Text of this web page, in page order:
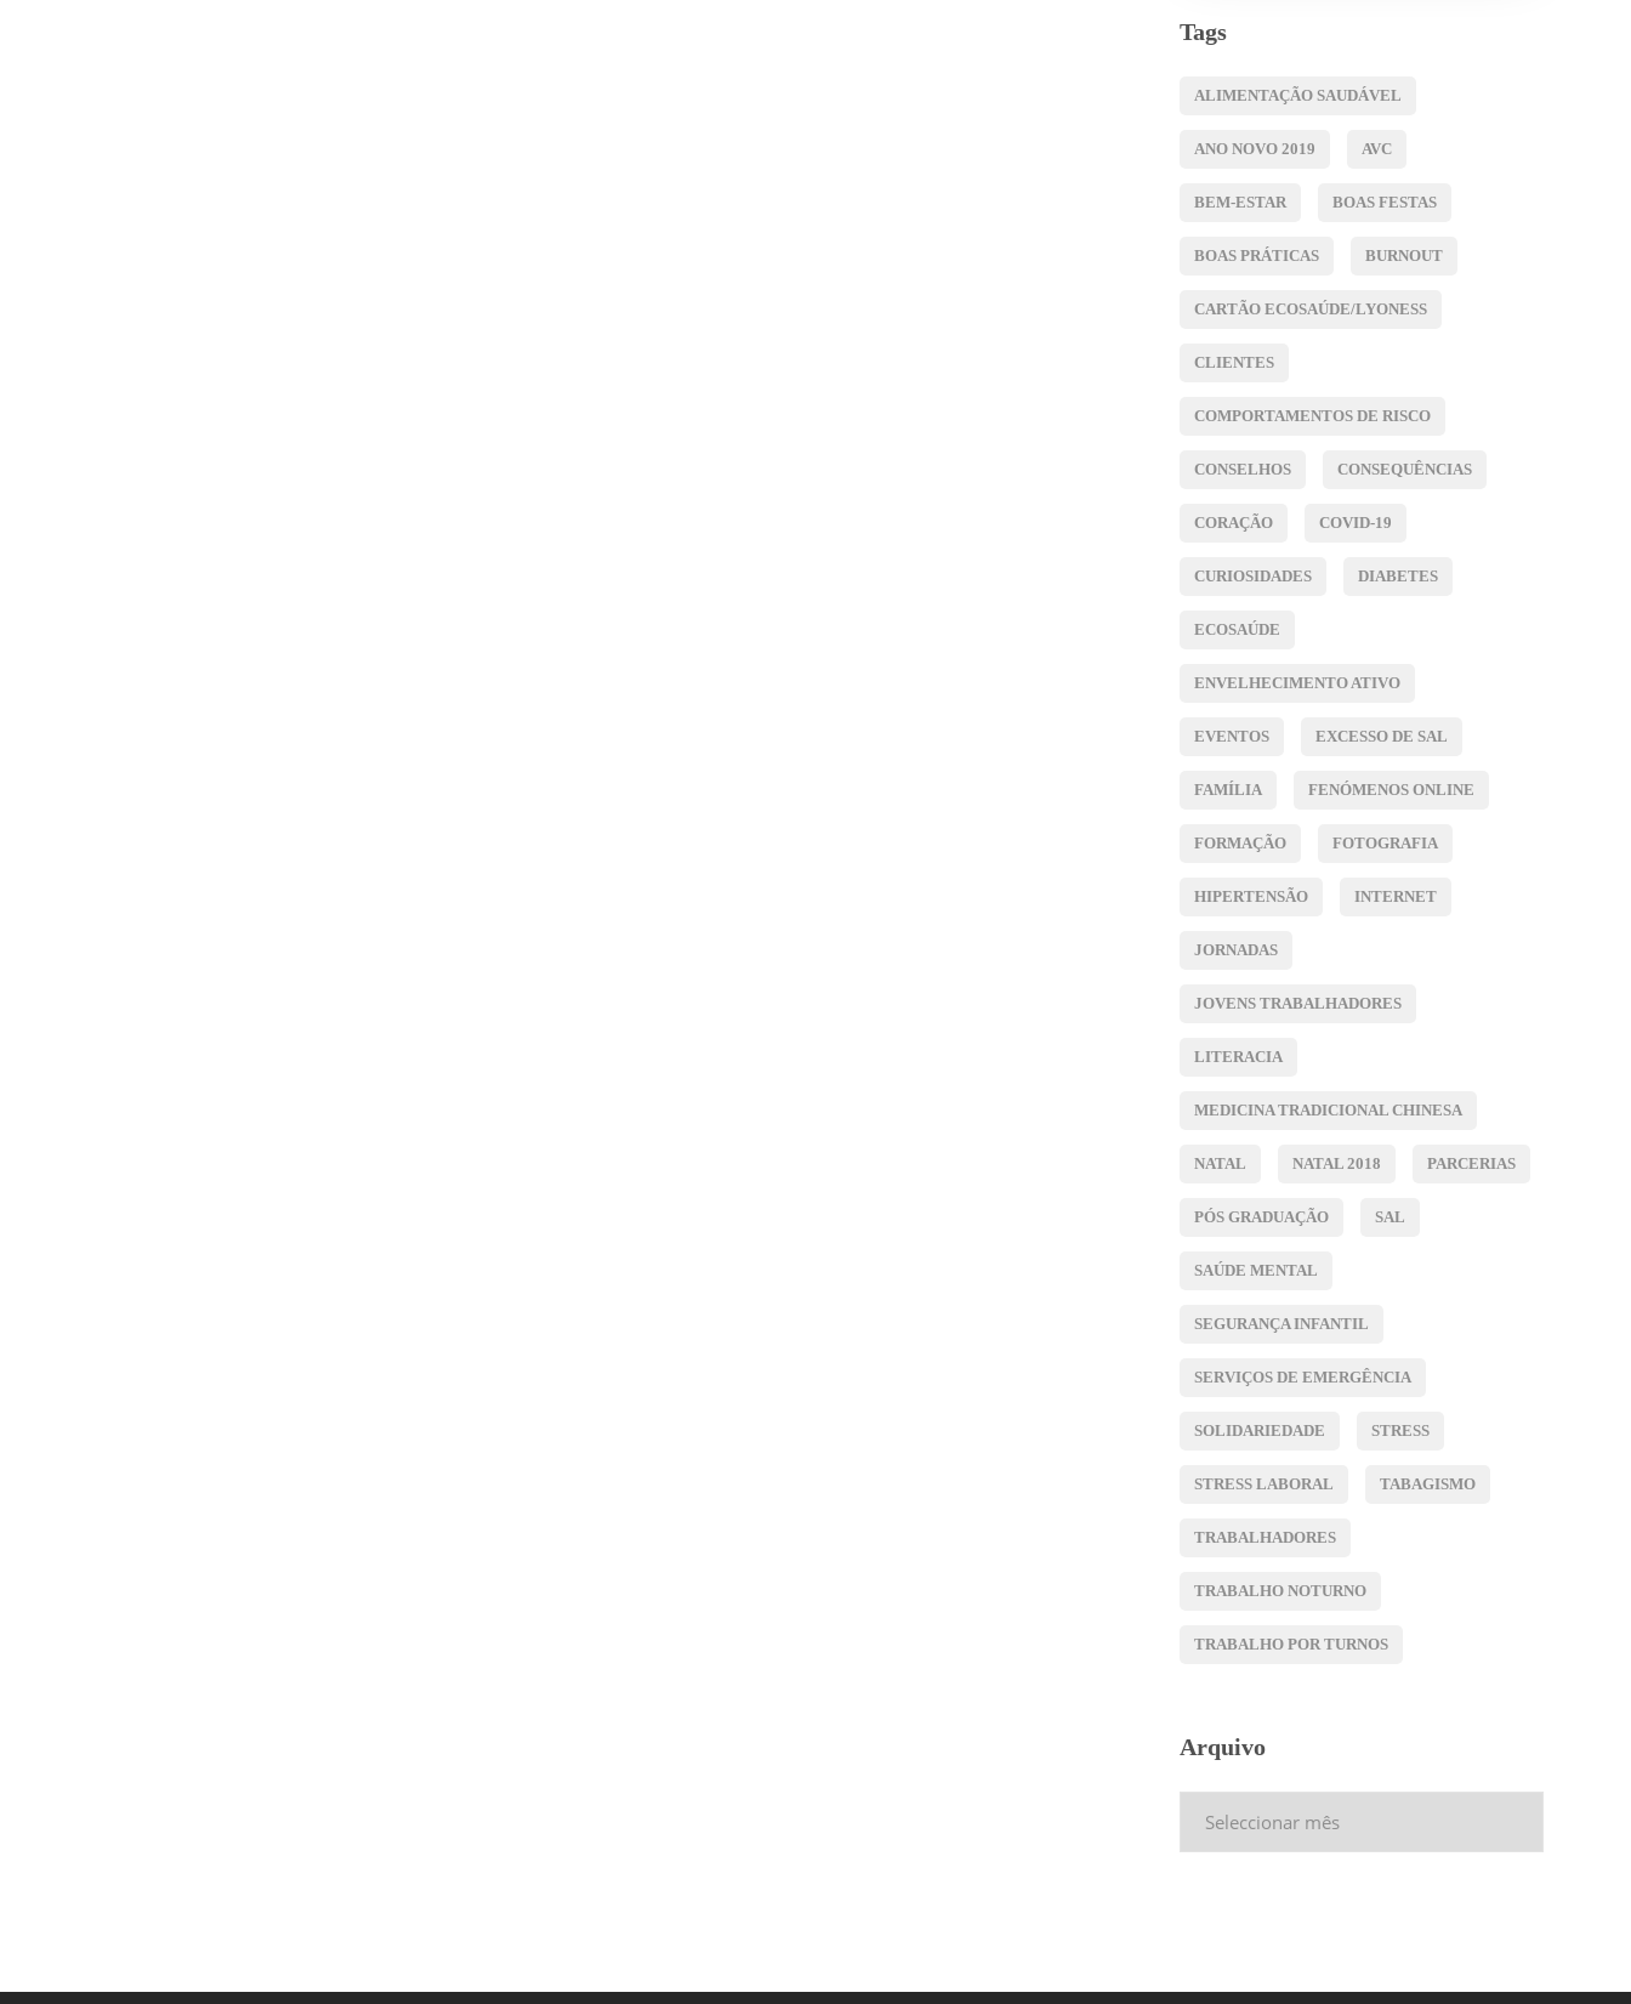
Tags
ALIMENTAÇÃO SAUDÁVEL
ANO NOVO 2019 AVC
BEM-ESTAR BOAS FESTAS
BOAS PRÁTICAS BURNOUT
CARTÃO ECOSAÚDE/LYONESS
CLIENTES
COMPORTAMENTOS DE RISCO
CONSELHOS CONSEQUÊNCIAS
CORAÇÃO COVID-19
CURIOSIDADES DIABETES
ECOSAÚDE
ENVELHECIMENTO ATIVO
EVENTOS EXCESSO DE SAL
FAMÍLIA FENÓMENOS ONLINE
FORMAÇÃO FOTOGRAFIA
HIPERTENSÃO INTERNET
JORNADAS
JOVENS TRABALHADORES
LITERACIA
MEDICINA TRADICIONAL CHINESA
NATAL NATAL 2018 PARCERIAS
PÓS GRADUAÇÃO SAL
SAÚDE MENTAL
SEGURANÇA INFANTIL
SERVIÇOS DE EMERGÊNCIA
SOLIDARIEDADE STRESS
STRESS LABORAL TABAGISMO
TRABALHADORES
TRABALHO NOTURNO
TRABALHO POR TURNOS
Arquivo